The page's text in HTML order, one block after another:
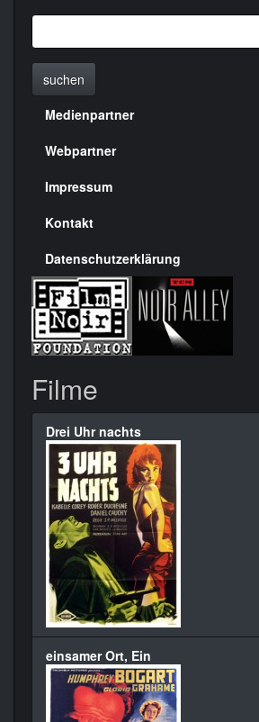
suchen
Menülinks
rechte
Seite
Medienpartner
Webpartner
Impressum
Kontakt
Datenschutzerklärung
Filme
Drei Uhr nachts
einsamer Ort, Ein